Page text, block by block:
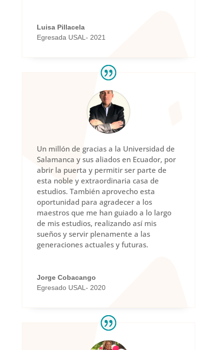
Luisa Pillacela
Egresada USAL- 2021
Un millón de gracias a la Universidad de
Salamanca y sus aliados en Ecuador, por
abrir la puerta y permitir ser parte de
esta noble y extraordinaria casa de
estudios. También aprovecho esta
oportunidad para agradecer a los
maestros que me han guiado a lo largo
de mis estudios, realizando así mis
sueños y servir plenamente a las
generaciones actuales y futuras.
Jorge Cobacango
Egresado USAL- 2020